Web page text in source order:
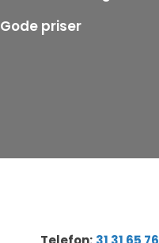
Gode priser